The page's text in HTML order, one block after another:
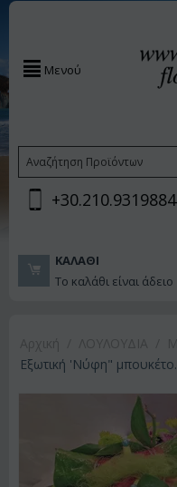
Μενού
+30.210.9319884
ΚΑΛΆΘΙ
Το καλάθι είναι άδειο
Εξωτική 'Νύφη" μπουκέτο.